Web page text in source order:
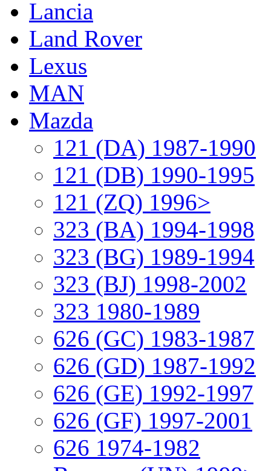
Lancia
Land Rover
Lexus
MAN
Mazda
121 (DA) 1987-1990
121 (DB) 1990-1995
121 (ZQ) 1996>
323 (BA) 1994-1998
323 (BG) 1989-1994
323 (BJ) 1998-2002
323 1980-1989
626 (GC) 1983-1987
626 (GD) 1987-1992
626 (GE) 1992-1997
626 (GF) 1997-2001
626 1974-1982